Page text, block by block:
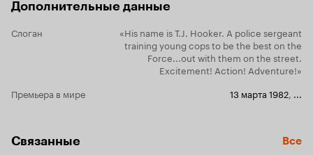
Дополнительные данные
Слоган
«His name is T.J. Hooker. A police sergeant
training young cops to be the best on the
Force...out with them on the street.
Excitement! Action! Adventure!»
Премьера в мире
13 марта 1982
Связанные Все